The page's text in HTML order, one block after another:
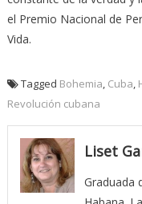
el Premio Nacional de
Vida.
Tagged Bohemia, Cuba,
Revolución cubana
Liset
Graduada